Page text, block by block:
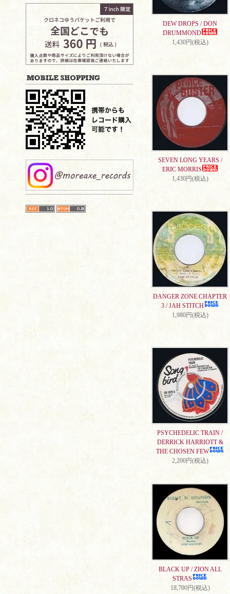
DEW DROPS / DON
DRUMMOND
1,430円(税込)
SEVEN LONG YEARS /
ERIC MORRIS
1,430円(税込)
DANGER ZONE CHAPTER
3 / JAH STITCH
1,980円(税込)
PSYCHEDELIC TRAIN /
DERRICK HARRIOTT &
THE CHOSEN FEW
2,200円(税込)
BLACK UP / ZION ALL
STRAS
18,700円(税込)